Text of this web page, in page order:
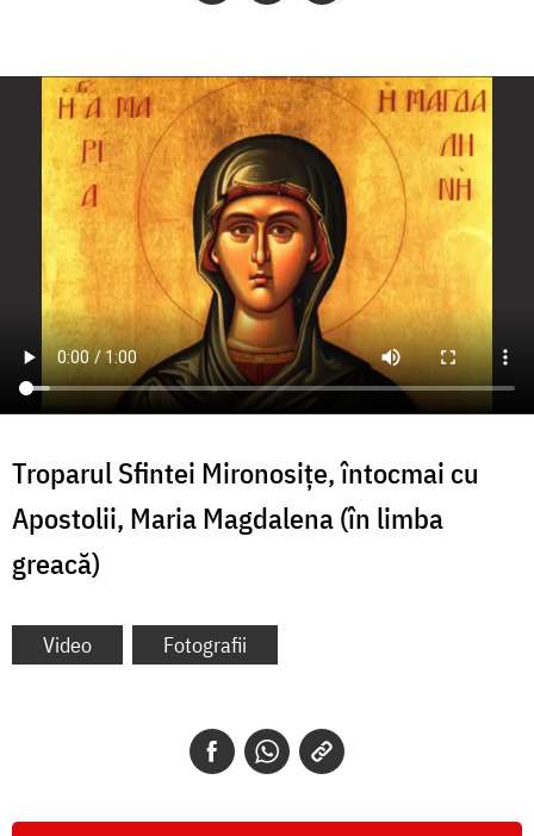
Troparul Sfintei Mironosițe, întocmai cu
Apostolii, Maria Magdalena (în limba
greacă)
Video Fotografii